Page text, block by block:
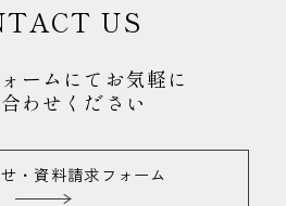
US
ームにてお気軽に
わせください
・資料請求フォーム